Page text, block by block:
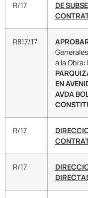
R/17
DE
R817/17
a la Obra:
EN
AVDA
R/17
R/17